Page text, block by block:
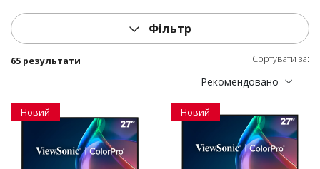
Фільтр
65 результати Сортувати за:
Рекомендовано
Новий Новий